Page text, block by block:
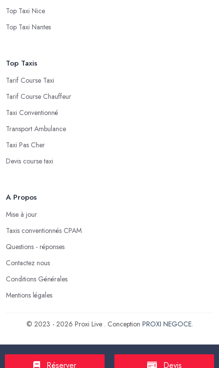
Top Taxi Nice
Top Taxi Nantes
Top Taxis
Tarif Course Taxi
Tarif Course Chauffeur
Taxi Conventionné
Transport Ambulance
Taxi Pas Cher
Devis course taxi
A Propos
Mise à jour
Taxis conventionnés CPAM
Questions - réponses
Contactez nous
Conditions Générales
Mentions légales
© 2023 - 2026 Proxi Live . Conception PROXI NEGOCE.
Réserver Devis